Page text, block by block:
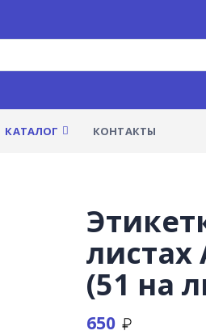
КАТАЛОГ КОНТАКТЫ
листах
(51 на
650